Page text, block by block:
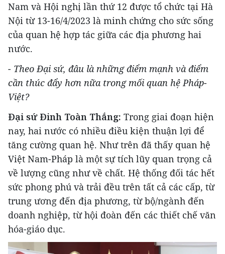
Nam và Hội nghị lần thứ 12 được tổ chức tại Hà
Nội từ 13-16/4/2023 là minh chứng cho sức sống
của quan hệ hợp tác giữa các địa phương hai
nước.
- Theo Đại sứ, đâu là những điểm mạnh và điểm
cần thúc đẩy hơn nữa trong mối quan hệ Pháp-
Việt?
Đại sứ Đinh Toàn Thắng: Trong giai đoạn hiện
nay, hai nước có nhiều điều kiện thuận lợi để
tăng cường quan hệ. Như trên đã thấy quan hệ
Việt Nam-Pháp là một sự tích lũy quan trọng cả
về lượng cũng như về chất. Hệ thống đối tác hết
sức phong phú và trải đều trên tất cả các cấp, từ
trung ương đến địa phương, từ bộ/ngành đến
doanh nghiệp, từ hội đoàn đến các thiết chế văn
hóa-giáo dục.